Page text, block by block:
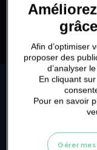
Les
Également
lents sont, comme
sont lentement
peux retrouver
possède de
secs, les fruits et
Afin d’optimiser
proposer des
d’analyser
En cliquant
Pour en savoir
Gérer